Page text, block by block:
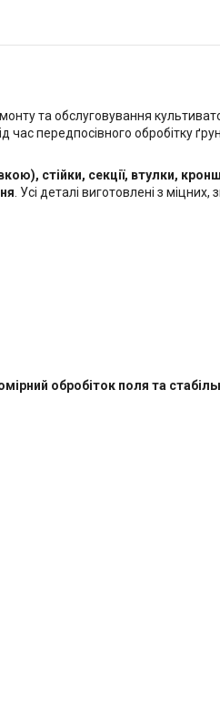
та обслуговування
час передпосівного обробітку
стійки, секції, втулки,
. Усі деталі виготовлені з міцних,
обробіток поля та